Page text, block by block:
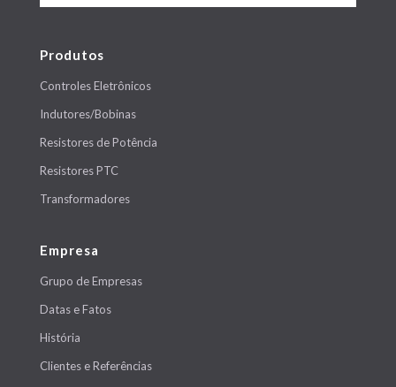
Produtos
Controles Eletrônicos
Indutores/Bobinas
Resistores de Potência
Resistores PTC
Transformadores
Empresa
Grupo de Empresas
Datas e Fatos
História
Clientes e Referências